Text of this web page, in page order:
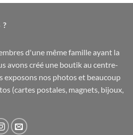
20,00 €
?
d'une même famille ayant la
avons créé une boutik au centre-
exposons nos photos et beaucoup
(cartes postales, magnets, bijoux,